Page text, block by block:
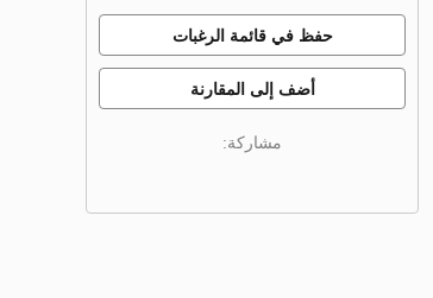
حفظ في قائمة الرغبات
أضف إلى المقارنة
مشاركة: